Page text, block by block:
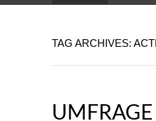
TAG ARCHIVES: